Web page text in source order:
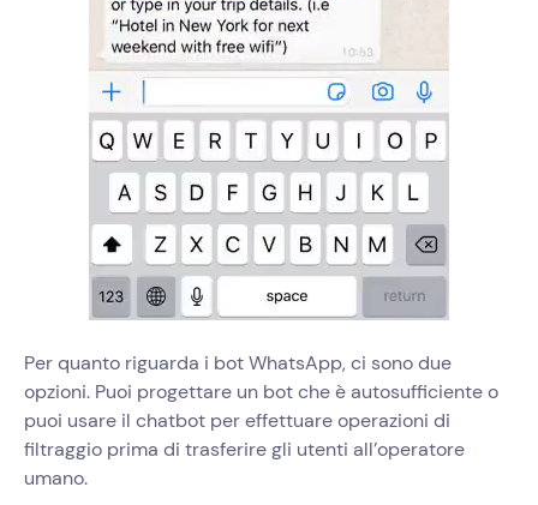
Per quanto riguarda i bot WhatsApp, ci sono due
opzioni. Puoi progettare un bot che è autosufficiente o
puoi usare il chatbot per effettuare operazioni di
filtraggio prima di trasferire gli utenti all’operatore
umano.